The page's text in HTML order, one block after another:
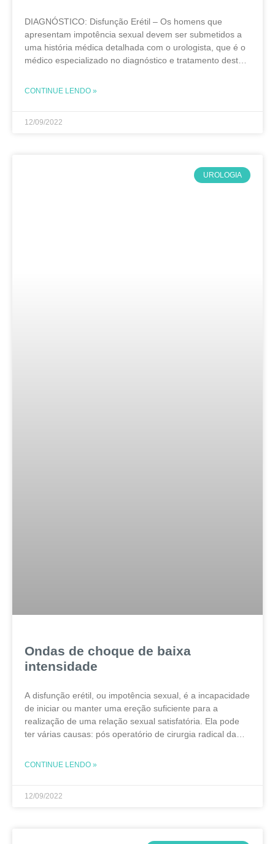
DIAGNÓSTICO: Disfunção Erétil – Os homens que
apresentam impotência sexual devem ser submetidos a
uma história médica detalhada com o urologista, que é o
médico especializado no diagnóstico e tratamento deste
história
CONTINUE LENDO »
12/09/2022
UROLOGIA
Ondas de choque de baixa
intensidade
A disfunção erétil, ou impotência sexual, é a incapacidade
de iniciar ou manter uma ereção suficiente para a
realização de uma relação sexual satisfatória. Ela pode
ter várias causas: pós operatório de cirurgia radical da
CONTINUE LENDO »
12/09/2022